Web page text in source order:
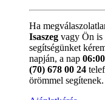
Ha
Isaszeg vagy Ön is
segítségünket
napján, a nap
(70) 678 00 24
örömmel segítenek.